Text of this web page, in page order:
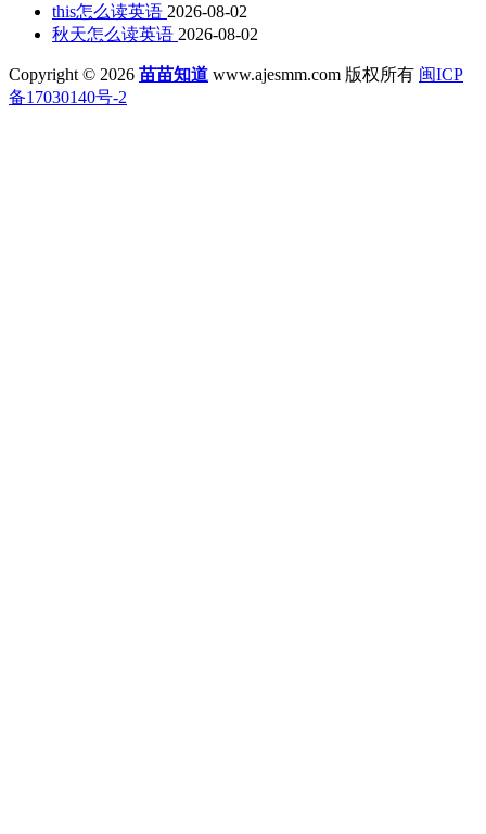
this怎么读英语 2026-08-02
秋天怎么读英语 2026-08-02
Copyright © 2026 苗苗知道 www.ajesmm.com 版权所有 闽ICP
备17030140号-2